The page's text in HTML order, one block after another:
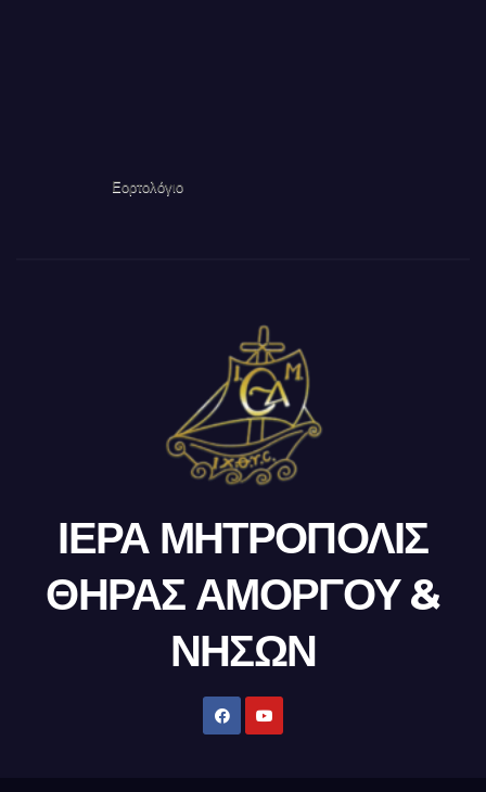
Εορτολόγιο
ΙΕΡΑ ΜΗΤΡΟΠΟΛΙΣ
ΘΗΡΑΣ ΑΜΟΡΓΟΥ &
ΝΗΣΩΝ